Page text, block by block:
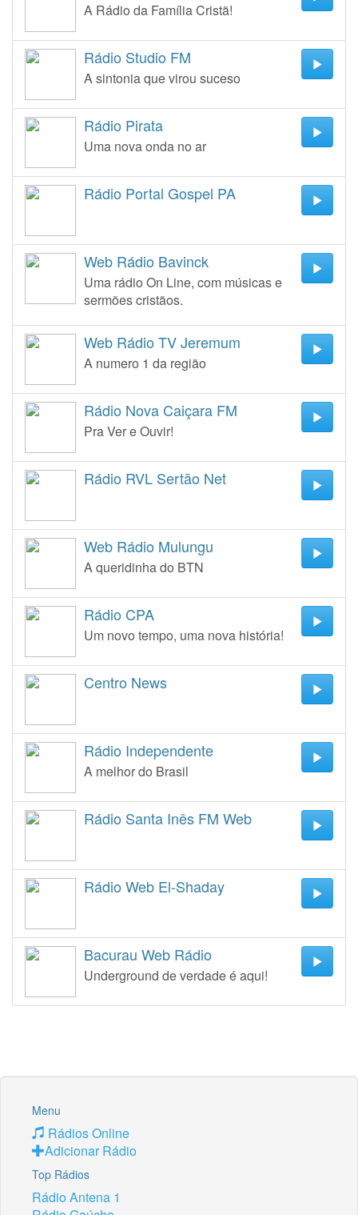
A Rádio da Família Cristã!
Rádio Studio FM
A sintonia que virou suceso
Rádio Pirata
Uma nova onda no ar
Rádio Portal Gospel PA
Web Rádio Bavinck
Uma rádio On Line, com músicas e
sermões cristãos.
Web Rádio TV Jeremum
A numero 1 da região
Rádio Nova Caiçara FM
Pra Ver e Ouvir!
Rádio RVL Sertão Net
Web Rádio Mulungu
A queridinha do BTN
Rádio CPA
Um novo tempo, uma nova história!
Centro News
Rádio Independente
A melhor do Brasil
Rádio Santa Inês FM Web
Rádio Web El-Shaday
Bacurau Web Rádio
Underground de verdade é aqui!
Menu
Rádios Online
Adicionar Rádio
Top Rádios
Rádio Antena 1